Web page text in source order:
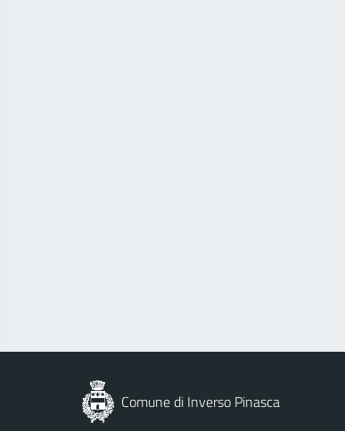
Comune di Inverso Pinasca